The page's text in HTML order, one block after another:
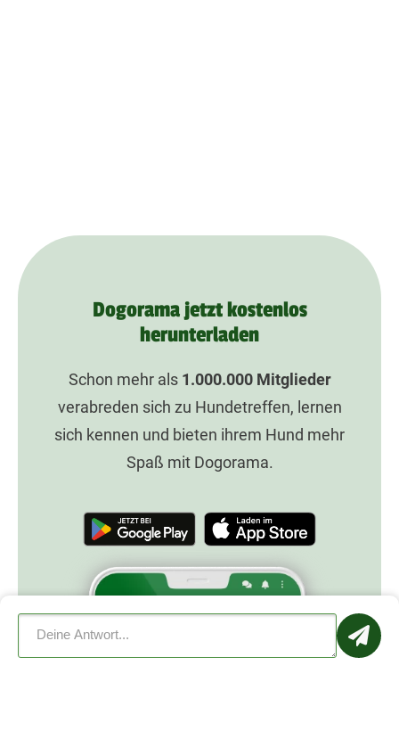
Dogorama jetzt kostenlos
herunterladen
Schon mehr als 1.000.000Mitglieder
verabreden sich zu Hundetreffen, lernen
sich kennen und bieten ihrem Hund mehr
Spaß mit Dogorama.